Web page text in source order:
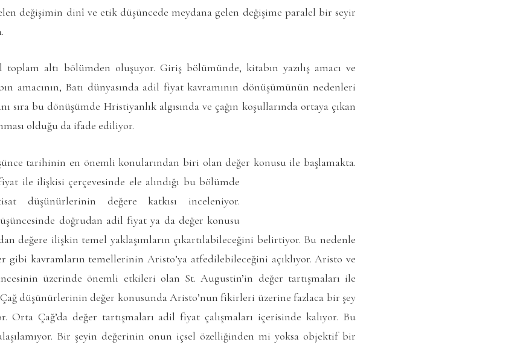
değişimin dinî ve etik düşüncede meydana gelen değişime paralel bir seyir
altı bölümden oluşuyor. Giriş bölümünde, kitabın yazılış amacı ve
amacının, Batı dünyasında adil fiyat kavramının dönüşümünün nedenleri
sıra bu dönüşümde Hristiyanlık algısında ve çağın koşullarında ortaya çıkan
olduğu da ifade ediliyor.
tarihinin en önemli konularından biri olan değer konusu ile başlamakta.
ile ilişkisi çerçevesinde ele alındığı bu bölümde
düşünürlerinin değere katkısı inceleniyor.
doğrudan adil fiyat ya da değer konusu
değere ilişkin temel yaklaşımların çıkartılabileceğini belirtiyor. Bu nedenle
gibi kavramların temellerinin Aristo’ya atfedilebileceğini açıklıyor. Aristo ve
üzerinde önemli etkileri olan St. Augustin’in değer tartışmaları ile
düşünürlerinin değer konusunda Aristo’nun fikirleri üzerine fazlaca bir şey
Orta Çağ’da değer tartışmaları adil fiyat çalışmaları içerisinde kalıyor. Bu
Bir şeyin değerinin onun içsel özelliğinden mi yoksa objektif bir